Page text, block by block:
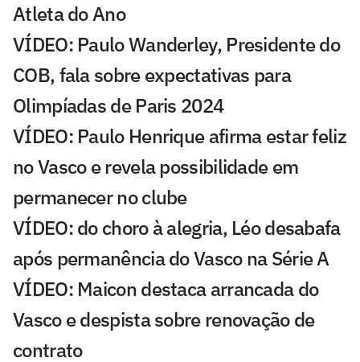
Atleta do Ano
VÍDEO: Paulo Wanderley, Presidente do
COB, fala sobre expectativas para
Olimpíadas de Paris 2024
VÍDEO: Paulo Henrique afirma estar feliz
no Vasco e revela possibilidade em
permanecer no clube
VÍDEO: do choro à alegria, Léo desabafa
após permanência do Vasco na Série A
VÍDEO: Maicon destaca arrancada do
Vasco e despista sobre renovação de
contrato